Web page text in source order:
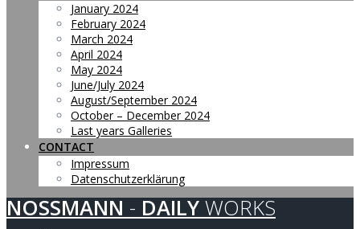
January 2024
February 2024
March 2024
April 2024
May 2024
June/July 2024
August/September 2024
October – December 2024
Last years Galleries
CONTACT
Impressum
Datenschutzerklärung
NOSSMANN - DAILY WORKS